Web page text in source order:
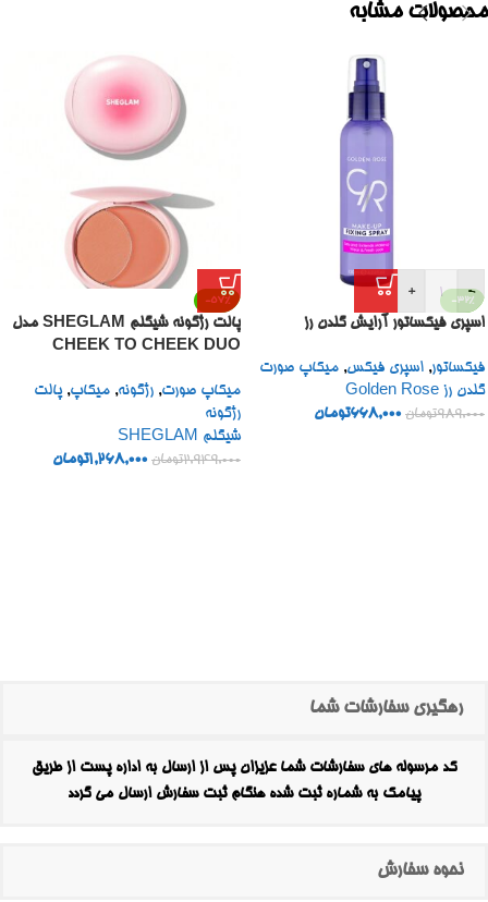
محصولات مشابه
-32%
-
+
اسپری فیکساتور آرایش گلدن رز
فیکساتور, اسپری فیکس, میکاپ صورت
گلدن رز Golden Rose
989,000تومان 668,000تومان
-57%
پالت رژگونه شیگلم SHEGLAM مدل
CHEEK TO CHEEK DUO
میکاپ صورت, رژگونه, میکاپ, پالت
رژگونه
شیگلم SHEGLAM
2,949,000تومان 1,268,000تومان
رهگیری سفارشات شما
کد مرسوله های سفارشات شما عزیزان پس از ارسال به اداره پست از طریق
پیامک به شماره ثبت شده هنگام ثبت سفارش ارسال می گردد
نحوه سفارش